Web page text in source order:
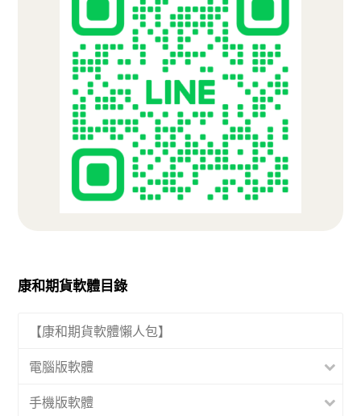
康和期貨軟體目錄
【康和期貨軟體懶人包】
電腦版軟體
手機版軟體